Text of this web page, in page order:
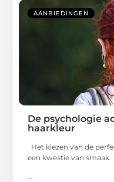
AANBIEDINGEN
De psychologie
haarkleur
Het kiezen van de
een kwestie van smaak.
...